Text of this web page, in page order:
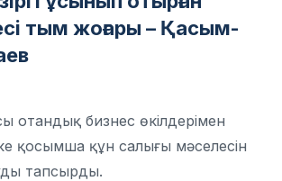
тым жоғары – Қасым-
отандық бизнес өкілдерімен
қосымша құн салығы мәселесін
тапсырды.